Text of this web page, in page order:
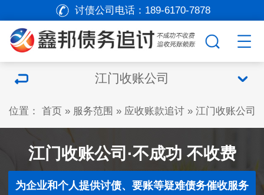
讨债公司电话： 189-6170-7878
江门收账公司
位置： 首页» 服务范围 » 应收账款追讨» 江门收账公司
江门收账公司·不成功 不收费
为企业和个人提供讨债、要账等疑难债务催收服务